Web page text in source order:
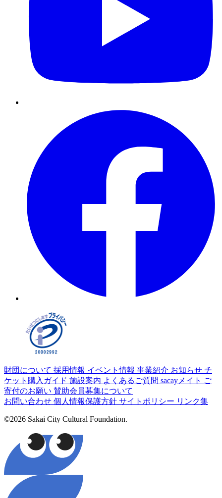
財団について 採用情報 イベント情報 事業紹介 お知らせ チ
ケット購入ガイド 施設案内 よくあるご質問 sacayメイト ご
寄付のお願い 賛助会員募集について
お問い合わせ 個人情報保護方針 サイトポリシー リンク集
©2026 Sakai City Cultural Foundation.